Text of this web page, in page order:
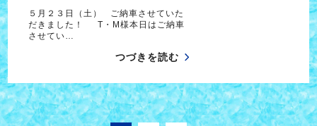
５月２３日（土） ご納車させていた
だきました！ T・M様本日はご納車
させてい…
つづきを読む